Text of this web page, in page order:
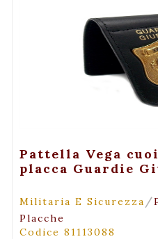
Pattella Vega
placca Guardie
Militaria E Sicurezza /
Placche
Codice 81113088